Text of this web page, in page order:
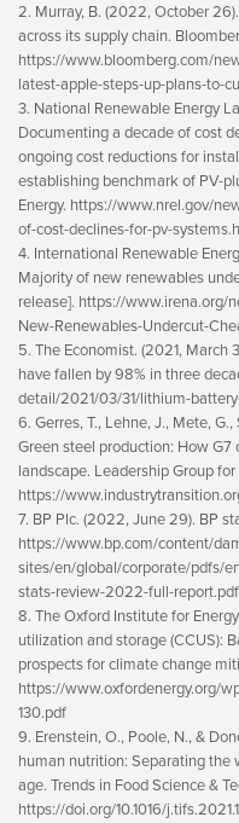
2. Murray, B. (2022, October
across its supply chain.
https://www.bloomberg.com/
latest-apple-steps-up-plans-to-
3. National Renewable Energy
Documenting a decade of cost
ongoing cost reductions for
establishing benchmark of PV-
Energy. https://www.nrel.gov/
of-cost-declines-for-pv-
4. International Renewable
Majority of new renewables
release]. https://www.irena.org/
New-Renewables-Undercut-
5. The Economist. (2021, March
have fallen by 98% in three
detail/2021/03/31/lithium-
6. Gerres, T., Lehne, J., Mete,
Green steel production: How
landscape. Leadership Group
https://
7. BP Plc. (2022, June 29). BP
https://www.bp.com/content/
sites/en/global/corporate/pdfs/
stats-review-2022-full-report.pdf
8. The Oxford Institute for
utilization and storage (CCUS):
prospects for climate change
https://www.oxfordenergy.org/
130.pdf
9. Erenstein, O., Poole, N., &
human nutrition: Separating
age. Trends in Food Science &
https://doi.org/10.1016/